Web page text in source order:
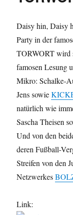
Daisy hin, Daisy
Party in der
TORWORT wird
famosen Lesung
Mikro: Schalke-
Jens sowie
natürlich wie
Sascha Theisen
Und von den
deren Fußball-
Streifen von den
Netzwerkes
Link: